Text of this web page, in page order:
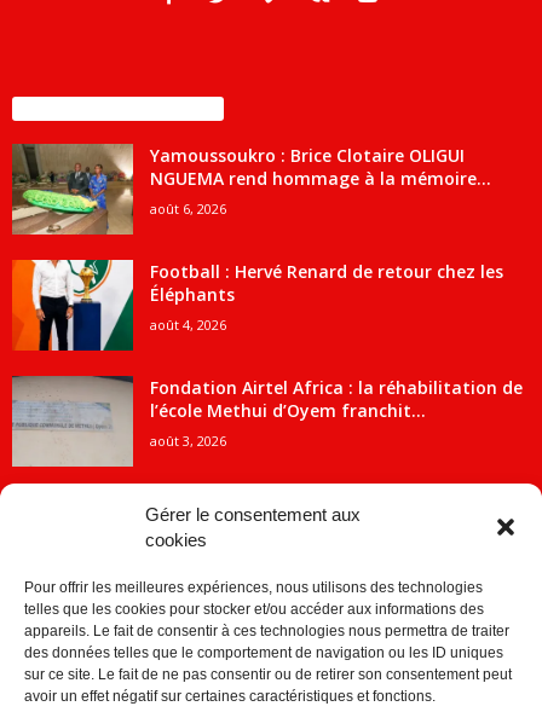
Gérer le consentement aux
cookies
Pour offrir les meilleures expériences, nous utilisons des technologies
telles que les cookies pour stocker et/ou accéder aux informations des
appareils. Le fait de consentir à ces technologies nous permettra de traiter
des données telles que le comportement de navigation ou les ID uniques
sur ce site. Le fait de ne pas consentir ou de retirer son consentement peut
avoir un effet négatif sur certaines caractéristiques et fonctions.
Yamoussoukro : Brice Clotaire OLIGUI
NGUEMA rend hommage à la mémoire...
août 6, 2026
Football : Hervé Renard de retour chez les
Éléphants
août 4, 2026
Fondation Airtel Africa : la réhabilitation de
l’école Methui d’Oyem franchit...
août 3, 2026
ACTUALITES
Economie 2091
1840
Société